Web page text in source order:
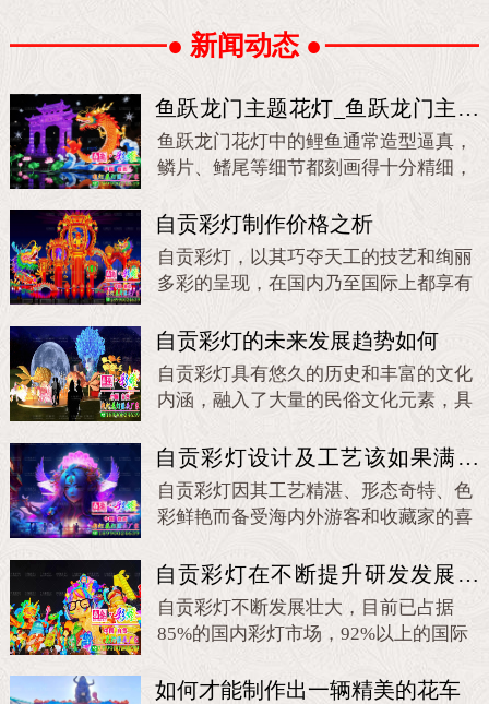
● 新闻动态 ●
鱼跃龙门主题花灯_鱼跃龙门主题
彩灯
鱼跃龙门花灯中的鲤鱼通常造型逼真，
鳞片、鳍尾等细节都刻画得十分精细，
鱼跃龙门主题花灯寓意象征着学业有
成、事业高升、吉祥福泰
自贡彩灯制作价格之析
自贡彩灯，以其巧夺天工的技艺和绚丽
多彩的呈现，在国内乃至国际上都享有
时，需要从多个维度去深入剖析。
自贡彩灯的未来发展趋势如何
自贡彩灯具有悠久的历史和丰富的文化
内涵，融入了大量的民俗文化元素，具
灯是一种具有悠久历史和丰富文化内涵
的艺术形式，不仅具有很高的文化价
值，还具有广阔的产业市场。它的传承
和发展需要同行业人士的共同努力及创
自贡彩灯设计及工艺该如果满足
当下人们的审美要求
自贡彩灯因其工艺精湛、形态奇特、色
彩鲜艳而备受海内外游客和收藏家的喜
要经过设计师无数次的修改而定稿，
自贡彩灯在不断提升研发发展壮
大中绽放蓬勃生机
自贡彩灯不断发展壮大，目前已占据
85%的国内彩灯市场，92%以上的国际
灯。
如何才能制作出一辆精美的花车